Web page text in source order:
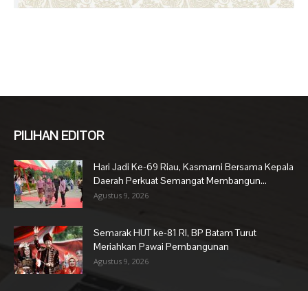
PILIHAN EDITOR
Hari Jadi Ke-69 Riau, Kasmarni Bersama Kepala
Daerah Perkuat Semangat Membangun...
Agustus 9, 2026
Semarak HUT ke-81 RI, BP Batam Turut
Meriahkan Pawai Pembangunan
Agustus 9, 2026